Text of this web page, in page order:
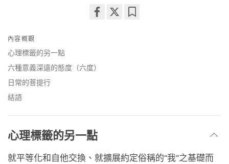
內容概觀
心理標籤的另一點
六種意義深遠的態度（六度）
日常的菩提行
結語
心理標籤的另一點
就平等化和自他交換、就擴展約定俗稱的“我”之基礎而